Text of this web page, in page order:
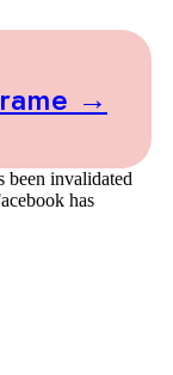
→
been invalidated
has